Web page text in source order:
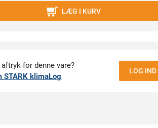
LÆG I KURV
aftryk for denne vare?
STARK klimaLog
LOG IND